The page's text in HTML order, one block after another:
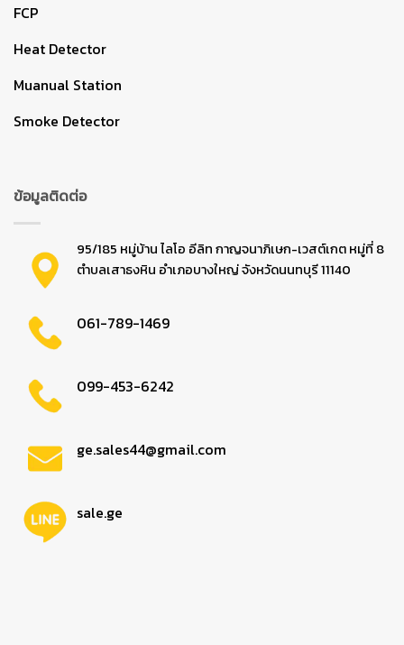
FCP
Heat Detector
Muanual Station
Smoke Detector
ข้อมูลติดต่อ
95/185 หมู่บ้าน ไลโอ อีลิท กาญจนาภิเษก-เวสต์เกต หมู่ที่ 8
ตำบลเสาธงหิน อำเภอบางใหญ่ จังหวัดนนทบุรี 11140
061-789-1469
099-453-6242
ge.sales44@gmail.com
sale.ge